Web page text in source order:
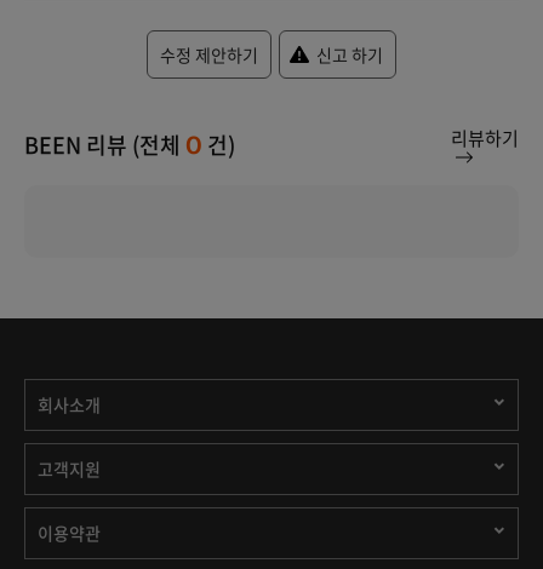
수정 제안하기 신고 하기
BEEN 리뷰 (전체 0 건) 리뷰하기
회사소개
고객지원
이용약관